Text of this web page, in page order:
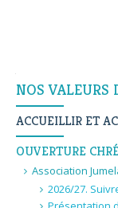
NOS VALEURS
ACCUEILLIR ET
OUVERTURE
Association
2026/27.